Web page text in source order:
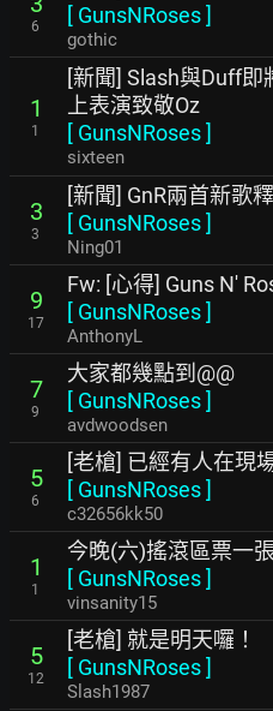
6
[ GunsNRoses]
gothic
1
1
[新聞] Slash與Duff即
上表演致敬Oz
[ GunsNRoses]
sixteen
3
3
[新聞] GnR兩首新歌
[ GunsNRoses]
Ning01
9
17
Fw: [心得] Guns N'
[ GunsNRoses]
AnthonyL
7
9
大家都幾點到@@
[ GunsNRoses]
avdwoodsen
5
6
[老槍] 已經有人在現
[ GunsNRoses]
c32656kk50
1
1
今晚(六)搖滾區票一
[ GunsNRoses]
vinsanity15
5
12
[老槍] 就是明天囉！
[ GunsNRoses]
Slash1987